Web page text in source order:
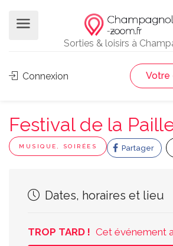
Sorties & loisirs à
Connexion Votre
Festival de la
MUSIQUE, SOIRÉES Partager
Dates, horaires et lieu
TROP TARD ! Cet événement